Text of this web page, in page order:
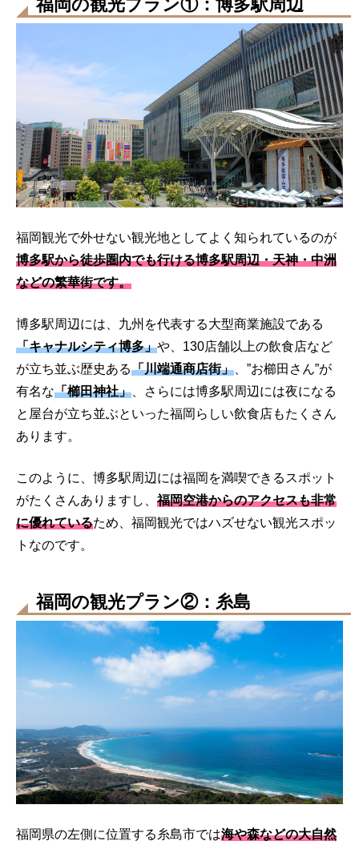
福岡の観光プラン①：博多駅周辺
福岡観光で外せない観光地としてよく知られているのが
博多駅から徒歩圏内でも行ける博多駅周辺・天神・中洲
などの繁華街です。
博多駅周辺には、九州を代表する大型商業施設である
「キャナルシティ博多」や、130店舗以上の飲食店など
が立ち並ぶ歴史ある「川端通商店街」 、”お櫛田さん”が
有名な「櫛田神社」 、さらには博多駅周辺には夜になる
と屋台が立ち並ぶといった福岡らしい飲食店もたくさん
あります。
このように、博多駅周辺には福岡を満喫できるスポット
がたくさんありますし、福岡空港からのアクセスも非常
に優れているため、福岡観光ではハズせない観光スポッ
トなのです。
福岡の観光プラン②：糸島
福岡県の左側に位置する糸島市では海や森などの大自然